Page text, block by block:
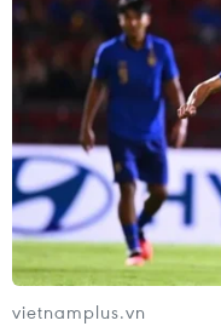
05/12/2016 06:08
Theo hãng thông
5/12 tuyên bố sẽ
khiêu khích nào của
vietnamplus.vn